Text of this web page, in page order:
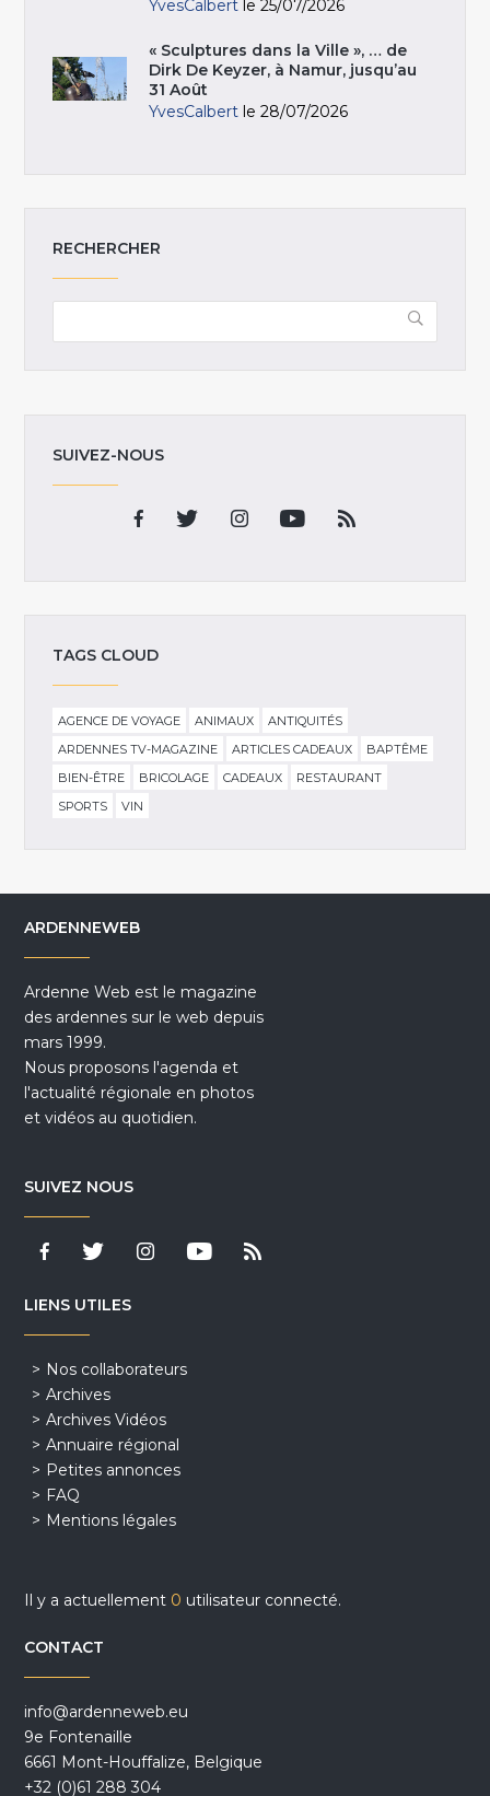
YvesCalbert le 25/07/2026
« Sculptures dans la Ville », … de
Dirk De Keyzer, à Namur, jusqu’au
31 Août
YvesCalbert le 28/07/2026
RECHERCHER
SUIVEZ-NOUS
TAGS CLOUD
AGENCE DE VOYAGE ANIMAUX
ANTIQUITÉS
ARDENNES TV-MAGAZINE
ARTICLES CADEAUX
BAPTÊME
BIEN-ÊTRE
BRICOLAGE CADEAUX
RESTAURANT
SPORTS
VIN
ARDENNEWEB
Ardenne Web est le magazine
des ardennes sur le web depuis
mars 1999.
Nous proposons l'agenda et
l'actualité régionale en photos
et vidéos au quotidien.
SUIVEZ NOUS
LIENS UTILES
Nos collaborateurs
Archives
Archives Vidéos
Annuaire régional
Petites annonces
FAQ
Mentions légales
Il y a actuellement 0 utilisateur connecté.
CONTACT
info@ardenneweb.eu
9e Fontenaille
6661 Mont-Houffalize, Belgique
+32 (0)61 288 304